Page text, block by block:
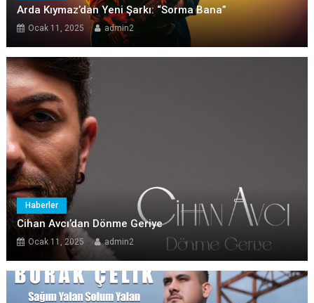
Arda Kıymaz’dan Yeni Şarkı: “Sorma Bana”
Ocak 11, 2025 admin2
Haberler
Cihan Avcı’dan Dönme Geriye
Ocak 11, 2025 admin2